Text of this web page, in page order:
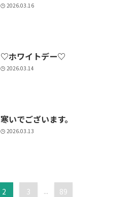
2026.03.16
♡ホワイトデー♡
2026.03.14
寒いでございます。
2026.03.13
2 3 ... 89